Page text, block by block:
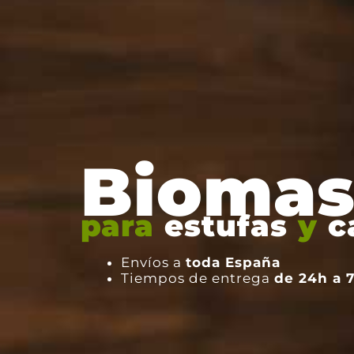
para estufasy
Envíos a toda España
Tiempos de entrega de 24h a